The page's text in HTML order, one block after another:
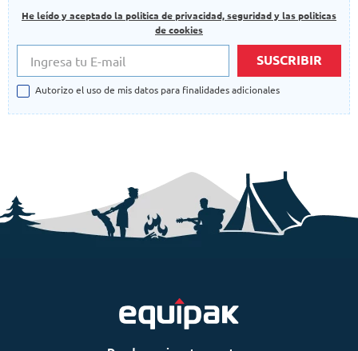
He leído y aceptado la politica de privacidad, seguridad y las politicas
de cookies
SUSCRIBIR
Autorizo el uso de mis datos para finalidades adicionales